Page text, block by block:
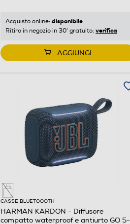
Acquisto online: disponibile
Ritiro in negozio in 30' gratuito: verifica
AGGIUNGI
CASSE BLUETOOOTH
HARMAN KARDON - Diffusore
compatto waterproof e antiurto GO 5-